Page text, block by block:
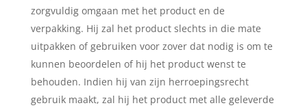
zorgvuldig omgaan met het product en de
verpakking. Hij zal het product slechts in die mate
uitpakken of gebruiken voor zover dat nodig is om te
kunnen beoordelen of hij het product wenst te
behouden. Indien hij van zijn herroepingsrecht
gebruik maakt, zal hij het product met alle geleverde